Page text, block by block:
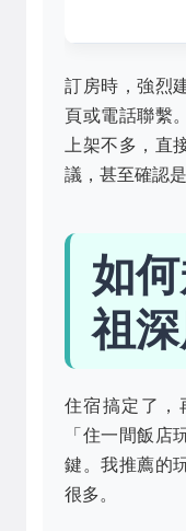
訂房時，強烈
頁或電話聯繫
上架不多，直
議，甚至確認
如
祖
住宿搞定了，
「住一間飯店
鍵。我推薦的
很多。